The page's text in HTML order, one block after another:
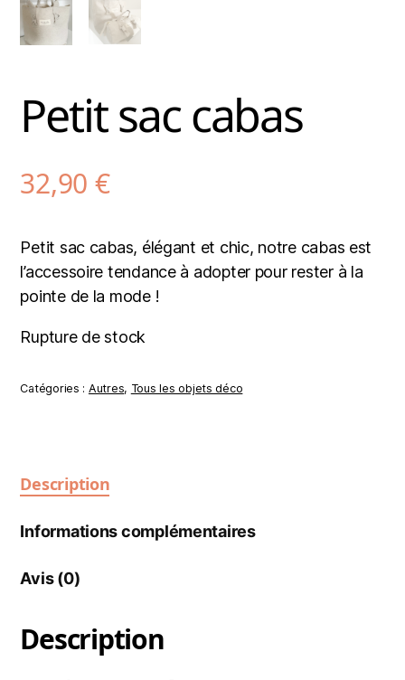
Petit sac cabas
32,90 €
Petit sac cabas, élégant et chic, notre cabas est
l’accessoire tendance à adopter pour rester à la
pointe de la mode !
Rupture de stock
Catégories : Autres, Tous les objets déco
Description
Informations complémentaires
Avis (0)
Description